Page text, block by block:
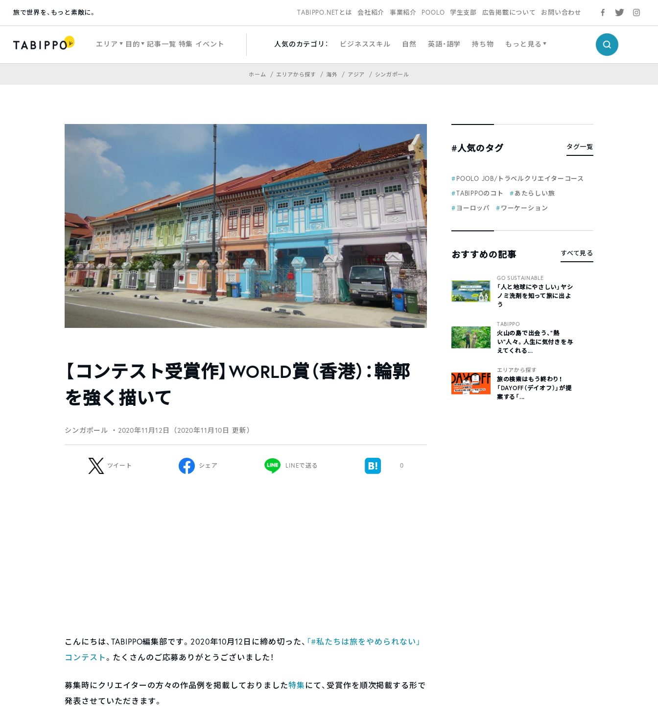
旅で世界を、もっと素敵に。 TABIPPO.NETとは 会社紹介 事業紹介 POOLO 学生支部 広告掲載について お問い合わせ
エリア 目的 記事一覧 特集 イベント 人気のカテゴリ： ビジネススキル 自然 英語・語学 持ち物 もっと見る
ホーム エリアから探す 海外 アジア シンガポール
【コンテスト受賞作】WORLD賞（香港）：輪郭
を強く描いて
シンガポール ・2020年11月12日（2020年11月10日 更新）
ツイート シェア LINEで送る 0
こんにちは、TABIPPO編集部です。2020年10月12日に締め切った、 「#私たちは旅をやめられない」
コンテスト。たくさんのご応募ありがとうございました！
募集時にクリエイターの方々の作品例を掲載しておりました特集にて、受賞作を順次掲載する形で
発表させていただきます。
#人気のタグ タグ一覧
POOLO JOB/トラベルクリエイターコース
TABIPPOのコト
あたらしい旅
ヨーロッパ
ワーケーション
おすすめの記事 すべて見る
GO SUSTAINABLE
「人と地球にやさしい」ヤシ
ノミ洗剤を知って旅に出よ
う
TABIPPO
火山の島で出会う、“熱
い“人々。人生に気付きを与
えてくれる...
エリアから探す
旅の検索はもう終わり！
「DAYOFF（デイオフ）」が提
案する「...